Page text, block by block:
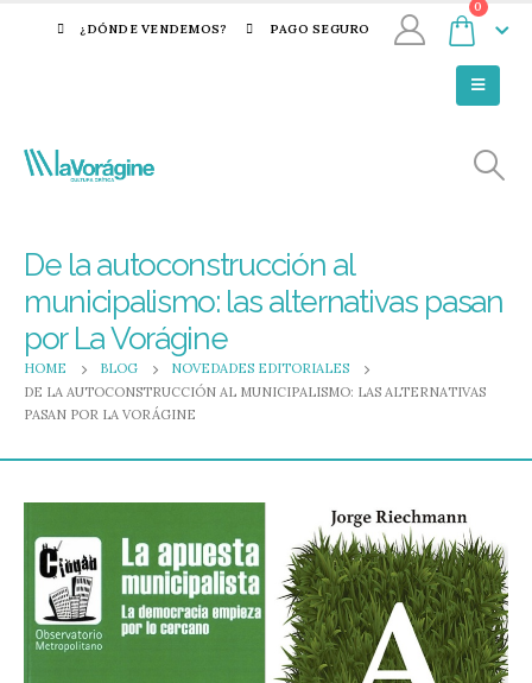
¿DÓNDE VENDEMOS? PAGO SEGURO
0
De la autoconstrucción al
municipalismo: las alternativas pasan
por La Vorágine
HOME BLOG
NOVEDADES EDITORIALES
DE LA AUTOCONSTRUCCIÓN AL MUNICIPALISMO: LAS ALTERNATIVAS
PASAN POR LA VORÁGINE